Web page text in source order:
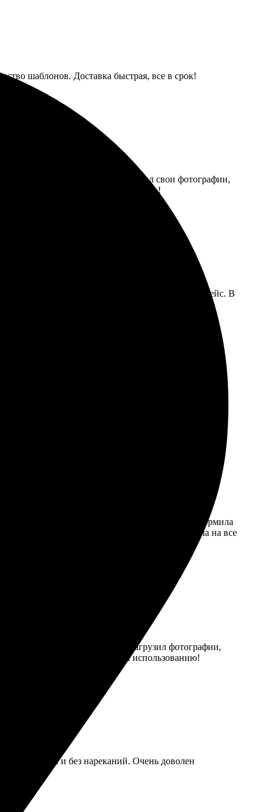
шаблонов. Доставка быстрая, все в срок!
много вариантов. Загружал свои фотографии,
теперь использую каждый день!
выбрала дизайн, очень удобный интерфейс. В
Учитывают все пожелания, приятно удивило
выбрала нужный формат, загрузила фото, оформила
а бумага плотная. Служба поддержки ответила на все
Выбрали нужный дизайн, загрузил фотографии,
порадовало! Рекомендую к использованию!
всё в срок и без нареканий. Очень доволен